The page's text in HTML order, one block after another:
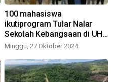
100 mahasiswa
ikutiprogram Tular Nalar
Sekolah Kebangsaan di UHO
Kendari
Minggu, 27 Oktober 2024